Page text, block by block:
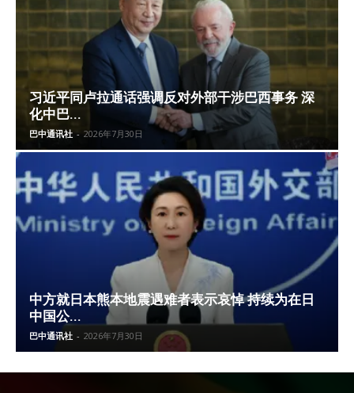
习近平同卢拉通话强调反对外部干涉巴西事务 深
化中巴...
巴中通讯社 - 2026年7月30日
中方就日本熊本地震遇难者表示哀悼 持续为在日
中国公...
巴中通讯社 - 2026年7月30日